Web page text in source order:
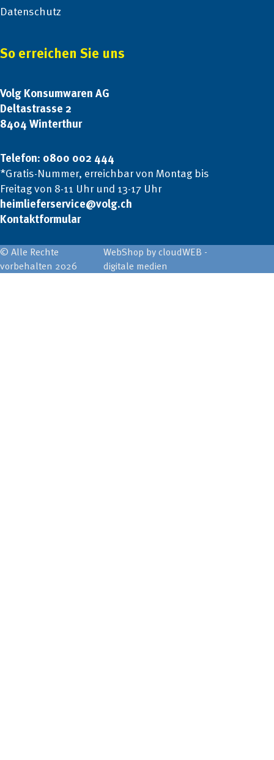
Datenschutz
So erreichen Sie uns
Volg Konsumwaren AG
Deltastrasse 2
8404 Winterthur
Telefon: 0800 002 444
*Gratis-Nummer, erreichbar von Montag bis
Freitag von 8-11 Uhr und 13-17 Uhr
heimlieferservice@volg.ch
Kontaktformular
© Alle Rechte
vorbehalten 2026
WebShop by cloudWEB -
digitale medien